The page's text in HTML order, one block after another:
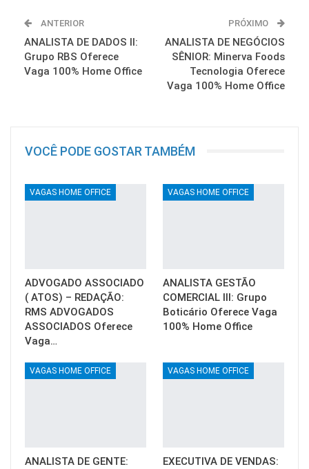
ANTERIOR
ANALISTA DE DADOS II:
Grupo RBS Oferece
Vaga 100% Home Office
PRÓXIMO
ANALISTA DE NEGÓCIOS
SÊNIOR: Minerva Foods
Tecnologia Oferece
Vaga 100% Home Office
VOCÊ PODE GOSTAR TAMBÉM
VAGAS HOME OFFICE
ADVOGADO ASSOCIADO
( ATOS) – REDAÇÃO:
RMS ADVOGADOS
ASSOCIADOS Oferece
Vaga…
VAGAS HOME OFFICE
ANALISTA GESTÃO
COMERCIAL III: Grupo
Boticário Oferece Vaga
100% Home Office
VAGAS HOME OFFICE
ANALISTA DE GENTE:
VAGAS HOME OFFICE
EXECUTIVA DE VENDAS: